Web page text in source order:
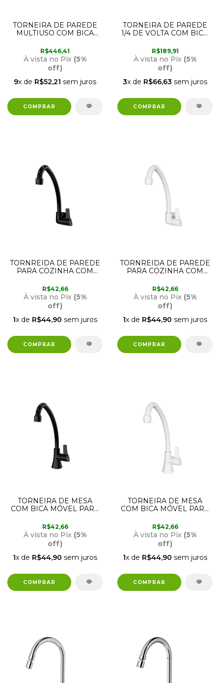
TORNEIRA DE PAREDE
MULTIUSO COM BICA
GOLD 1178 RG27
R$446,41
À vista no Pix (5%
off)
9x de R$52,21 sem juros
TORNEIRA DE PAREDE
1/4 DE VOLTA COM BICO
COZINHA 1181 C51
FURKIN
R$189,91
À vista no Pix (5%
off)
3x de R$66,63 sem juros
TORNREIDA DE PAREDE
PARA COZINHA COM
F26 LORENZETTI
R$42,66
À vista no Pix (5%
off)
1x de R$44,90 sem juros
TORNREIDA DE PAREDE
PARA COZINHA COM
LORENZETTI
R$42,66
À vista no Pix (5%
off)
1x de R$44,90 sem juros
TORNEIRA DE MESA
COM BICA MÓVEL PARA
1167 F26 LORENZETTI
R$42,66
À vista no Pix (5%
off)
1x de R$44,90 sem juros
TORNEIRA DE MESA
COM BICA MÓVEL PARA
LORENZETTI
R$42,66
À vista no Pix (5%
off)
1x de R$44,90 sem juros